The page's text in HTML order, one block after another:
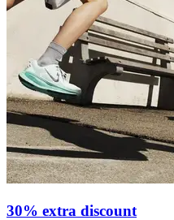
30% extra discount